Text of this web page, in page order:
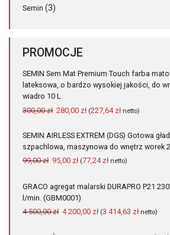
Semin (3)
PROMOCJE
SEMIN Sem Mat Premium Touch farba
lateksowa, o bardzo wysokiej jakości, do
wiadro 10 L
300,00zł Pierwotna
wynosiła:
300,00 zł.
280,00 złAktualna
wynosi:
280,00 zł.
(227,64 złnetto)
SEMIN AIRLESS EXTREM (DGS) Gotowa
szpachlowa, maszynowa do wnętrz worek
99,00zł Pierwotna
wynosiła:
99,00 zł.
95,00 złAktualna
wynosi:
95,00 zł.
(77,24 złnetto)
GRACO agregat malarski DURAPRO P21
l/min. (GBM0001)
4 500,00zł Pierwotna
wynosiła:
4 200,00 złAktualna
wynosi:
(3 414,63 złnetto)